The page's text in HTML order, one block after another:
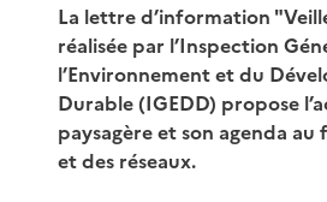
La lettre d’information
réalisée par l’Inspection
l’Environnement et du
Durable (IGEDD) propose
paysagère et son agenda
et des réseaux.